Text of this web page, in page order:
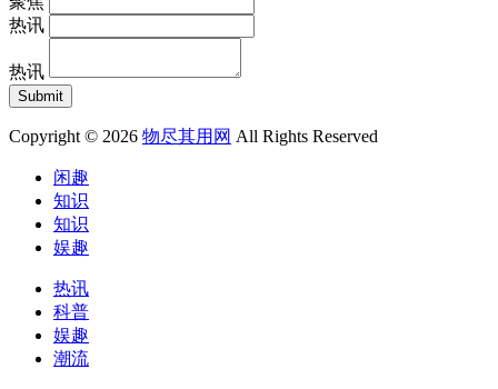
热讯
热讯
Copyright © 2026 物尽其用网 All Rights Reserved
闲趣
知识
知识
娱趣
热讯
科普
娱趣
潮流